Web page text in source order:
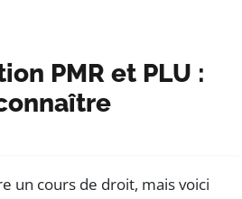
PMR et PLU :
un cours de droit, mais voici